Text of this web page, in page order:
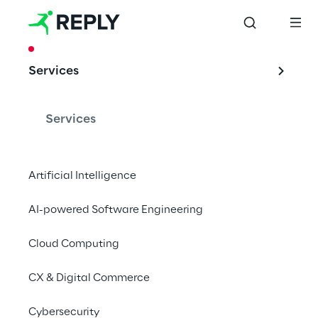
Services
Services
Artificial Intelligence
AI-powered Software Engineering
Cloud Computing
CX & Digital Commerce
Cybersecurity
La cloud journey di
Edison
Edison's challenge